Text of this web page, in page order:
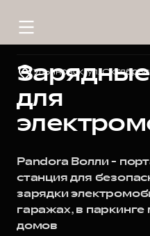
для
Pandora Волли -
станция для
зарядки
гаражах, в
домов